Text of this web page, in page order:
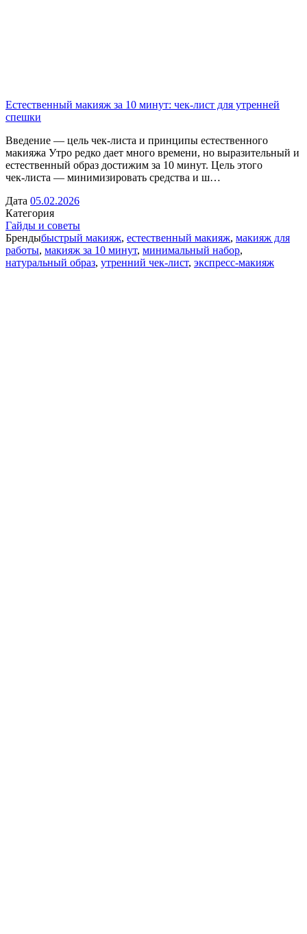
Естественный макияж за 10 минут: чек‑лист для утренней
спешки
Введение — цель чек‑листа и принципы естественного
макияжа Утро редко дает много времени, но выразительный и
естественный образ достижим за 10 минут. Цель этого
чек‑листа — минимизировать средства и ш…
Дата 05.02.2026
Категория
Гайды и советы
Брендыбыстрый макияж, естественный макияж, макияж для
работы, макияж за 10 минут, минимальный набор,
натуральный образ, утренний чек-лист, экспресс-макияж